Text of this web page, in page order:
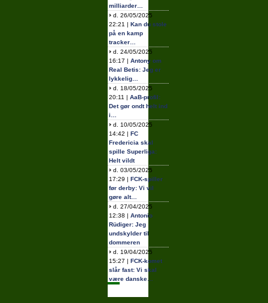
milliarder…
d. 26/05/2025
22:21 | Kan du stole
på en kamp
tracker…
d. 24/05/2025
16:17 | Antony om
Real Betis: Jeg er
lykkelig…
d. 18/05/2025
20:11 | AaB-profil:
Det gør ondt helt ind
i…
d. 10/05/2025
14:42 | FC
Fredericia skal
spille Superliga:
Helt vildt
d. 03/05/2025
17:29 | FCK-spiller
før derby: Vi vil
gøre alt…
d. 27/04/2025
12:38 | Antonio
Rüdiger: Jeg
undskylder til
dommeren
d. 19/04/2025
15:27 | FCK-komet
slår fast: Vi skal
være danske…